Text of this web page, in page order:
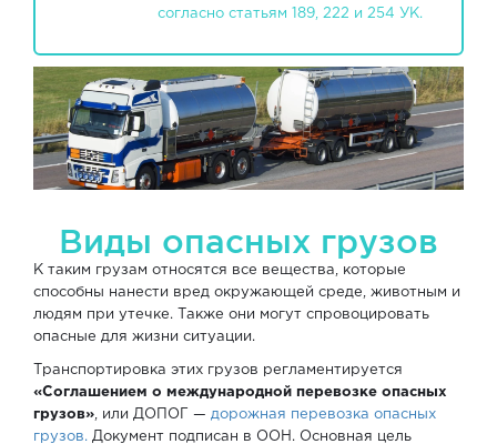
согласно статьям 189, 222 и 254 УК.
Виды опасных грузов
К таким грузам относятся все вещества, которые
способны нанести вред окружающей среде, животным и
людям при утечке. Также они могут спровоцировать
опасные для жизни ситуации.
Транспортировка этих грузов регламентируется
«Соглашением о международной перевозке опасных
грузов» , или ДОПОГ — дорожная перевозка опасных
грузов. Документ подписан в ООН. Основная цель